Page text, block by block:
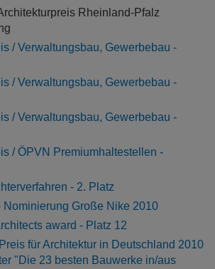
Rheinland-Pfalz
/ Verwaltungsbau, Gewerbebau -
/ Verwaltungsbau, Gewerbebau -
/ Verwaltungsbau, Gewerbebau -
/ ÖPVN Premiumhaltestellen -
- 2. Platz
Nominierung Große Nike 2010
award - Platz 12
für Architektur in Deutschland 2010
"Die 23 besten Bauwerke in/aus